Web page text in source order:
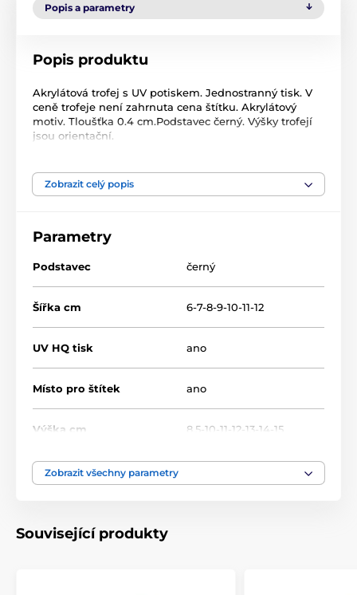
Popis a parametry
Popis produktu
Akrylátová trofej s UV potiskem. Jednostranný tisk. V
ceně trofeje není zahrnuta cena štítku. Akrylátový
motiv. Tloušťka 0.4 cm.Podstavec černý. Výšky trofejí
jsou orientační.
Produkt je zařazen v kategoriích
CBCUF001
Zobrazit celý popis
Parametry
Podstavec černý
Šířka cm 6-7-8-9-10-11-12
UV HQ tisk ano
Místo pro štítek ano
Výška cm 8.5-10-11-12-13-14-15
Motiv
Zobrazit všechny parametry
Související produkty